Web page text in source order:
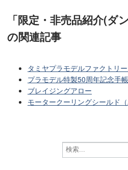
「限定・非売品紹介(ダ
の関連記事
タミヤプラモデルファクトリ
プラモデル特製50周年記念手帳
ブレイジングアロー
モータークーリングシールド（